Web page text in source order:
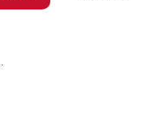
2022